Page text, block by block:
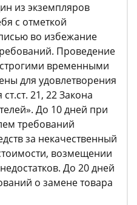
из экземпляров
с отметкой
во избежание
Проведение
временными
для удовлетворения
21, 22 Закона
До 10 дней при
требований
за некачественный
возмещении
До 20 дней
о замене товара